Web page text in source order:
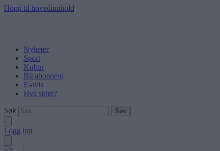
Hopp til hovedinnhold
Nyheter
Sport
Kultur
Bli abonnent
E-avis
Hva skjer?
Søk
Logg inn